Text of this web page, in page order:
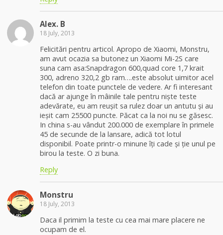
Alex. B
18 July, 2013
Felicitări pentru articol. Apropo de Xiaomi, Monstru,
am avut ocazia sa butonez un Xiaomi Mi-2S care
suna cam asa:Snapdragon 600,quad core 1,7 krait
300, adreno 320,2 gb ram….este absolut uimitor acel
telefon din toate punctele de vedere. Ar fi interesant
dacă ar ajunge în mâinile tale pentru niște teste
adevărate, eu am reușit sa rulez doar un antutu și au
ieșit cam 25500 puncte. Păcat ca la noi nu se găsesc.
In china s-au vândut 200.000 de exemplare în primele
45 de secunde de la lansare, adică tot lotul
disponibil. Poate printr-o minune îți cade și ție unul pe
birou la teste. O zi buna.
Reply
Monstru
18 July, 2013
Daca il primim la teste cu cea mai mare placere ne
ocupam de el.